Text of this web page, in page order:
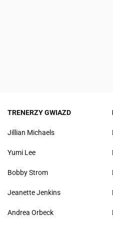
TRENERZY GWIAZD
Jillian Michaels
Yumi Lee
Bobby Strom
Jeanette Jenkins
Andrea Orbeck